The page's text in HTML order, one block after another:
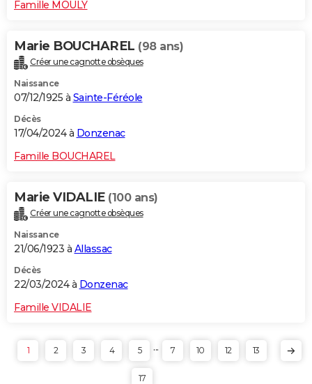
Famille MOULY
Marie BOUCHAREL (98 ans)
Créer une cagnotte obsèques
Naissance
07/12/1925 à Sainte-Féréole
Décès
17/04/2024 à Donzenac
Famille BOUCHAREL
Marie VIDALIE (100 ans)
Créer une cagnotte obsèques
Naissance
21/06/1923 à Allassac
Décès
22/03/2024 à Donzenac
Famille VIDALIE
1 2 3 4 5 ... 7 10 12 13
17